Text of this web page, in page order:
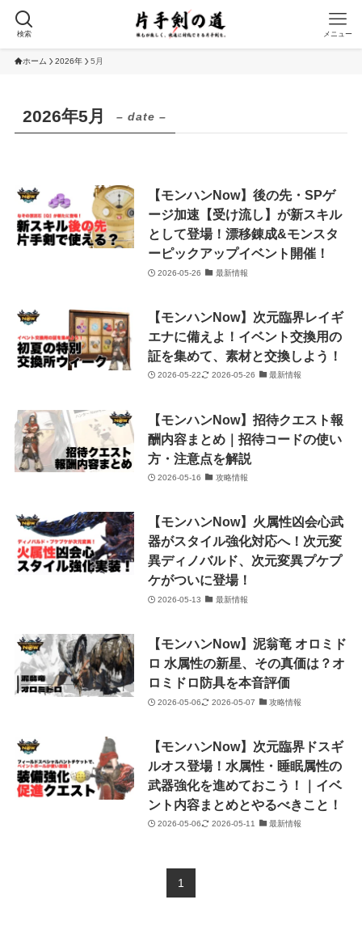
検索 メニュー
ホーム 2026年 5月
2026年5月 – date –
【モンハンNow】後の先・SPゲ
ージ加速【受け流し】が新スキル
として登場！漂移錬成&モンスタ
ーピックアップイベント開催！
2026-05-26 最新情報
【モンハンNow】次元臨界レイギ
エナに備えよ！イベント交換用の
証を集めて、素材と交換しよう！
2026-05-22 2026-05-26 最新情報
【モンハンNow】招待クエスト報
酬内容まとめ｜招待コードの使い
方・注意点を解説
2026-05-16 攻略情報
【モンハンNow】火属性凶会心武
器がスタイル強化対応へ！次元変
異ディノバルド、次元変異プケプ
ケがついに登場！
2026-05-13 最新情報
【モンハンNow】泥翁竜 オロミド
ロ 水属性の新星、その真価は？オ
ロミドロ防具を本音評価
2026-05-06 2026-05-07 攻略情報
【モンハンNow】次元臨界ドスギ
ルオス登場！水属性・睡眠属性の
武器強化を進めておこう！｜イベ
ント内容まとめとやるべきこと！
2026-05-06 2026-05-11 最新情報
1